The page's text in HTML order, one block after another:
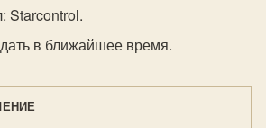
Starcontrol.
в ближайшее время.